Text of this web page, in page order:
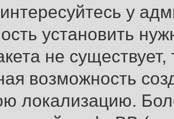
у
установить
не
возможность
локализацию.